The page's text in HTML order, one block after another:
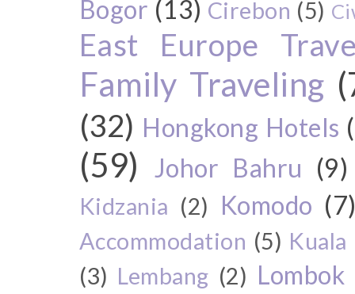
Bogor (13) Cirebon (5)
East Europe
Family Traveling
(32) Hongkong Hotels
(59) Johor Bahru (9)
Kidzania (2) Komodo
Accommodation (5)
(3) Lembang (2) Lombok